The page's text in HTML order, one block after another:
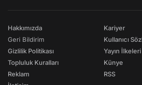
Hakkımızda
Geri Bildirim
Gizlilik Politikası
Topluluk Kuralları
Reklam
Kariyer
Kullanıcı
Yayın İlkeleri
Künye
RSS